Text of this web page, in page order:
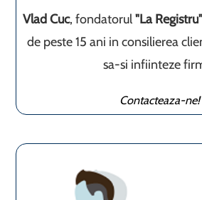
Vlad Cuc, fondatorul"La Registru"
de peste 15 ani in consilierea
sa-si infiinteze
Contacteaza-ne!